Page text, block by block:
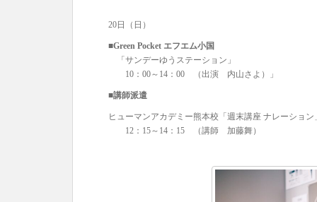
20日（日）
■Green Pocket エフエム小国
「サンデーゆうステーション」
10：00～14：00 （出演 内山さよ）」
■講師派遣
ヒューマンアカデミー熊本校「週末講座 ナレーション
12：15～14：15 （講師 加藤舞）